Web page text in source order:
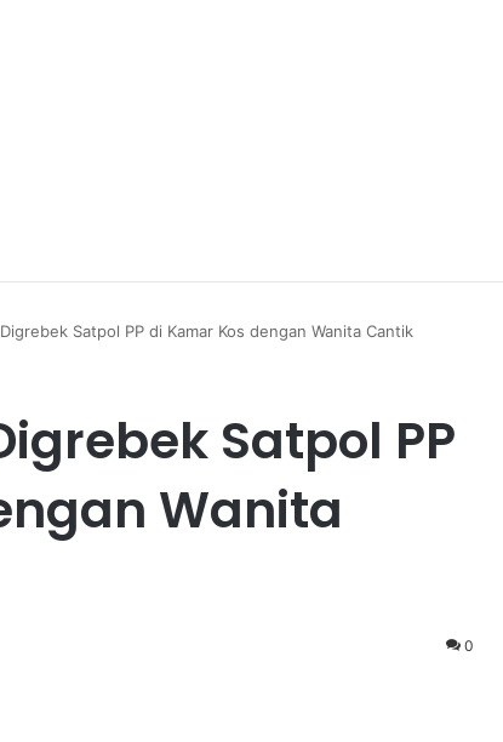
Satpol PP di Kamar Kos dengan Wanita Cantik
Satpol PP
Wanita
0